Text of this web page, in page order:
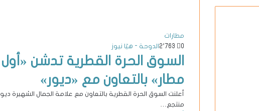
مطارات
الدوحة - هيّا نيوز
0
السوق الحرة القطرية تدشن
مطار» بالتعاون مع «ديور»
أعلنت السوق الحرة القطرية بالتعاون مع علامة الجمال الشهيرة
منتجع…